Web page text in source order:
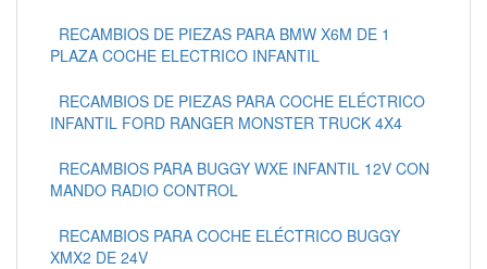
RECAMBIOS DE PIEZAS PARA BMW X6M DE 1
PLAZA COCHE ELECTRICO INFANTIL
RECAMBIOS DE PIEZAS PARA COCHE ELÉCTRICO
INFANTIL FORD RANGER MONSTER TRUCK 4X4
RECAMBIOS PARA BUGGY WXE INFANTIL 12V CON
MANDO RADIO CONTROL
RECAMBIOS PARA COCHE ELÉCTRICO BUGGY
XMX2 DE 24V